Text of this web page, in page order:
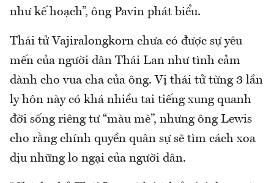
như kế hoạch”, ông Pavin phát biểu.
Thái tử Vajiralongkorn chưa có được sự yêu
mến của người dân Thái Lan như tình cảm
dành cho vua cha của ông. Vị thái tử từng 3 lần
ly hôn này có khá nhiều tai tiếng xung quanh
đời sống riêng tư “màu mè”, nhưng ông Lewis
cho rằng chính quyền quân sự sẽ tìm cách xoa
dịu những lo ngại của người dân.